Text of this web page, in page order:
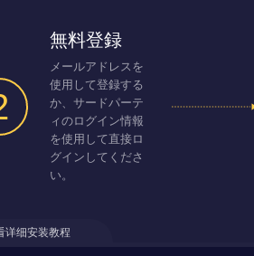
無料登録
メールアドレスを
使用して登録する
か、サードパーテ
ィのログイン情報
を使用して直接ロ
グインしてくださ
い。
详细安装教程